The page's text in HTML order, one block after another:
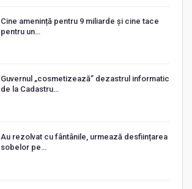
Cine amenință pentru 9 miliarde și cine tace
pentru un…
Guvernul „cosmetizează” dezastrul informatic
de la Cadastru…
Au rezolvat cu fântânile, urmează desființarea
sobelor pe…